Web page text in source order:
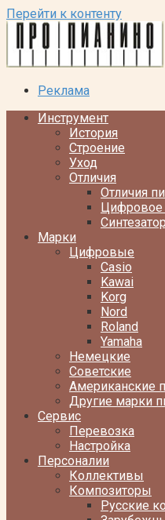
Перейти к контенту
Реклама
Инструмент
История
Строение
Уход
Отличия
Отличия
Цифровое
Марки
Цифровые
Casio
Kawai
Korg
Nord
Roland
Yamaha
Немецкие
Советские
Американские
Другие марки
Сервис
Перевозка
Настройка
Персоналии
Коллективы
Композиторы
Русские